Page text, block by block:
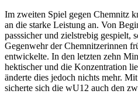
Im zweiten Spiel gegen Chemnitz
an die starke Leistung an. Von
passsicher und zielstrebig gespielt,
Gegenwehr der Chemnitzerinnen
entwickelte. In den letzten zehn
hektischer und die Konzentration
änderte dies jedoch nichts mehr.
sicherte sich die wU12 auch den